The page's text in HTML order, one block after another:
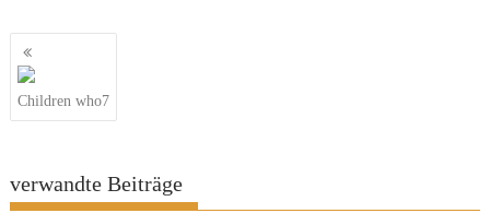
Beitragsnavigation
Children who7
verwandte Beiträge